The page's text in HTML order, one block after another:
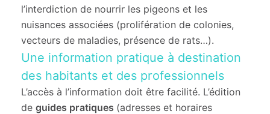
l’interdiction de nourrir les pigeons et les
nuisances associées (prolifération de colonies,
vecteurs de maladies, présence de rats…).
Une information pratique à destination
des habitants et des professionnels
L’accès à l’information doit être facilité. L’édition
deguides pratiques (adresses et horaires